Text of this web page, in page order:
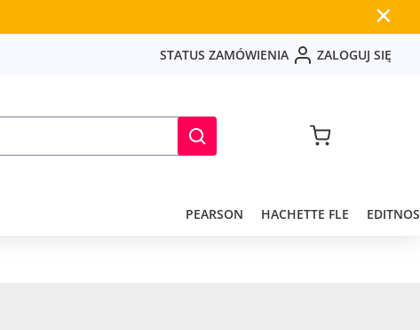
✕
STATUS ZAMÓWIENIA ZALOGUJ SIĘ
PEARSON HACHETTE FLE EDITNOS